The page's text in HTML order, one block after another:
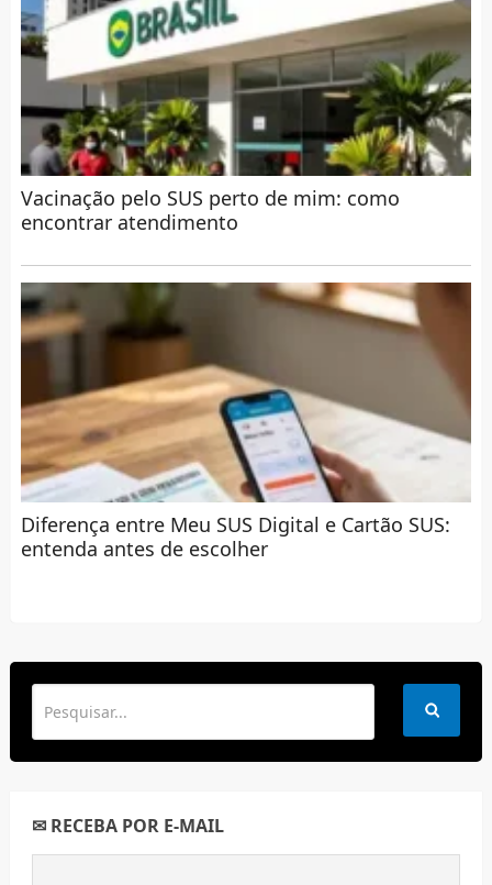
Vacinação pelo SUS perto de mim: como
encontrar atendimento
Diferença entre Meu SUS Digital e Cartão SUS:
entenda antes de escolher
✉ RECEBA POR E-MAIL